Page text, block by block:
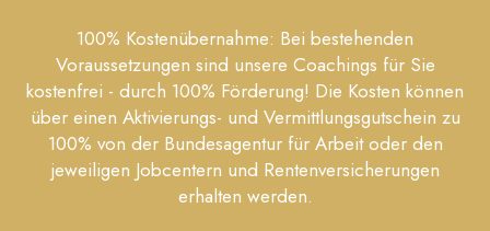
100% Kostenübernahme: Bei bestehenden
Voraussetzungen sind unsere Coachings für Sie
kostenfrei - durch 100% Förderung! Die Kosten können
über einen Aktivierungs- und Vermittlungsgutschein zu
100% von der Bundesagentur für Arbeit oder den
jeweiligen Jobcentern und Rentenversicherungen
erhalten werden.